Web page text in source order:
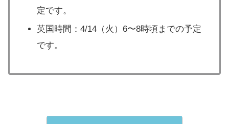
定です。
英国時間：4/14（火）6〜8時頃までの予定
です。